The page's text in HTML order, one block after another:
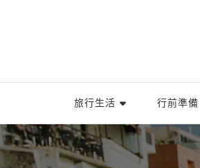
旅行生活 行前準備